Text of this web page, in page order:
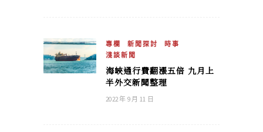
專欄 新聞探討
時事
淺談新聞
海峽通行費翻漲五倍 九月上
半外交新聞整理
2022 年 9 月 11 日